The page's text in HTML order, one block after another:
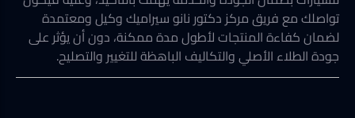
تواصلك مع فريق مركز دكتور نانو سيراميك وكيل ومعتمدة
لضمان كفاءة المنتجات لأطول مدة ممكنة، دون أن يؤثر على
جودة الطلاء الأصلي والتكاليف الباهظة للتغيير والتصليح.